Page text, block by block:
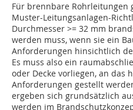
Für brennbare Rohrleitungen
Muster-Leitungsanlagen-
Durchmesser >= 32 mm
werden muss, wenn sie ein
Anforderungen hinsichtlich
Es muss also ein
oder Decke vorliegen, an das
Anforderungen gestellt
ergeben sich grundsätzlich
werden im